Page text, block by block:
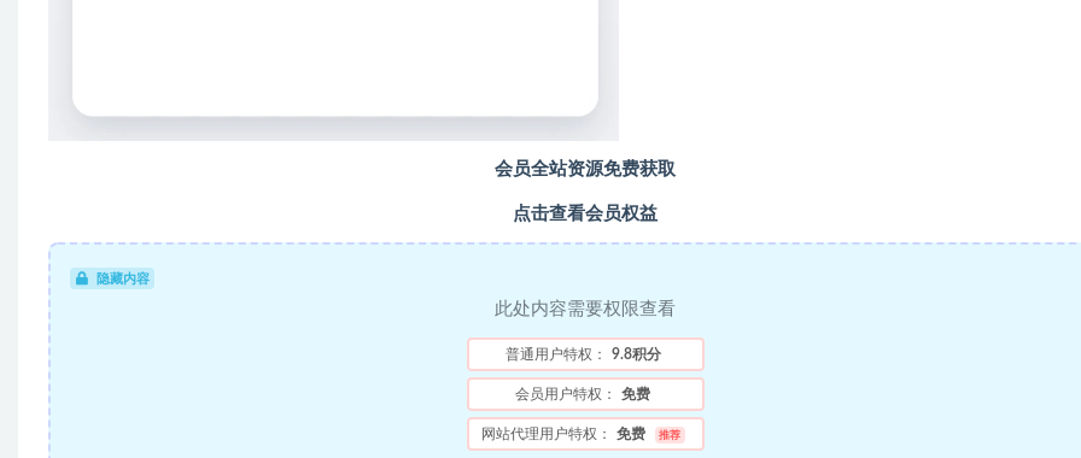
会员全站资源免费获取
点击查看会员权益
隐藏内容
此处内容需要权限查看
普通用户特权： 9.8积分
会员用户特权： 免费
网站代理用户特权： 免费 推荐